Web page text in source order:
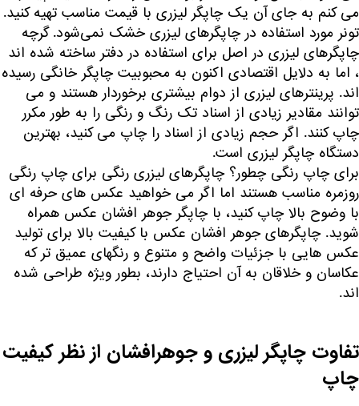
می کنم به جای آن یک چاپگر لیزری با قیمت مناسب تهیه کنید.
تونر مورد استفاده در چاپگرهای لیزری خشک نمی‌شود. گرچه
چاپگرهای لیزری در اصل برای استفاده در دفتر ساخته شده اند
، اما به دلایل اقتصادی اکنون به محبوبیت چاپگر خانگی رسیده
اند. پرینترهای لیزری از دوام بیشتری برخوردار هستند و می
توانند مقادیر زیادی از اسناد تک رنگ و رنگی را به طور مکرر
چاپ کنند. اگر حجم زیادی از اسناد را چاپ می کنید، بهترین
دستگاه چاپگر لیزری است.
برای چاپ رنگی چطور؟ چاپگرهای لیزری رنگی برای چاپ رنگی
روزمره مناسب هستند اما اگر می خواهید عکس های حرفه ای
با وضوح بالا چاپ کنید، با چاپگر جوهر افشان عکس همراه
شوید. چاپگرهای جوهر افشان عکس با کیفیت بالا برای تولید
عکس هایی با جزئیات واضح و متنوع و رنگهای عمیق تر که
عکاسان و خلاقان به آن احتیاج دارند، بطور ویژه طراحی شده
اند.
تفاوت چاپگر لیزری و جوهرافشان از نظر کیفیت
چاپ